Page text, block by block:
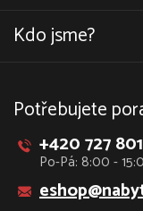
Kdo jsme?
Potřebujete
+420 727
Po-Pá: 8:00 -